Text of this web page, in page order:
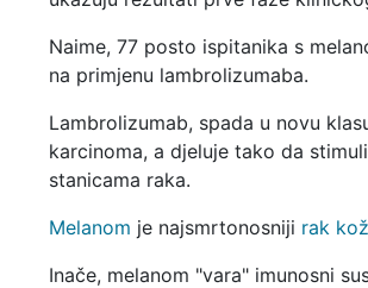
Naime, 77 posto ispitanika s
na primjenu lambrolizumaba.
Lambrolizumab, spada u novu
karcinoma, a djeluje tako da
stanicama raka.
Melanom je najsmrtonosniji rak
Inače, melanom "vara" imunosni